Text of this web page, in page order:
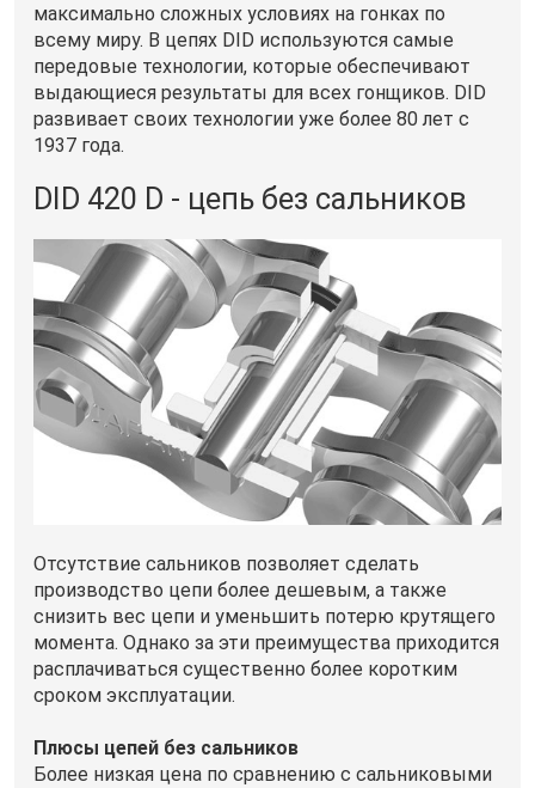
максимально сложных условиях на гонках по
всему миру. В цепях DID используются самые
передовые технологии, которые обеспечивают
выдающиеся результаты для всех гонщиков. DID
развивает своих технологии уже более 80 лет с
1937 года.
DID 420 D - цепь без сальников
Отсутствие сальников позволяет сделать
производство цепи более дешевым, а также
снизить вес цепи и уменьшить потерю крутящего
момента. Однако за эти преимущества приходится
расплачиваться существенно более коротким
сроком эксплуатации.
Плюсы цепей без сальников
Более низкая цена по сравнению с сальниковыми